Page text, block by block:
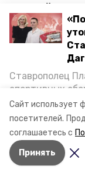
Сайт использует
посетителей.
соглашаетесь с
Принять
Ставрополец
спортивных
Каспийском
возвращении
пригласили в
наградили.
с юным героем.
рублей.
сообщил о
судимый
гражданина